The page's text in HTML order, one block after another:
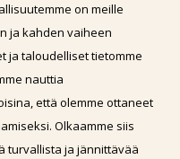
on meille
ja kahden vaiheen
ja taloudelliset tietomme
nauttia
että olemme ottaneet
Olkaamme siis
turvallista ja jännittävää